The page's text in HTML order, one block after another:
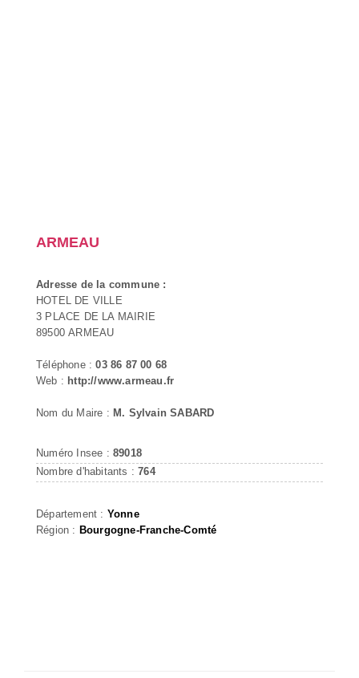
ARMEAU
Adresse de la commune :
HOTEL DE VILLE
3 PLACE DE LA MAIRIE
89500 ARMEAU
Téléphone :03 86 87 00 68
Web : http://www.armeau.fr
Nom du Maire : M. Sylvain SABARD
Numéro Insee : 89018
Nombre d'habitants :764
Département : Yonne
Région : Bourgogne-Franche-Comté